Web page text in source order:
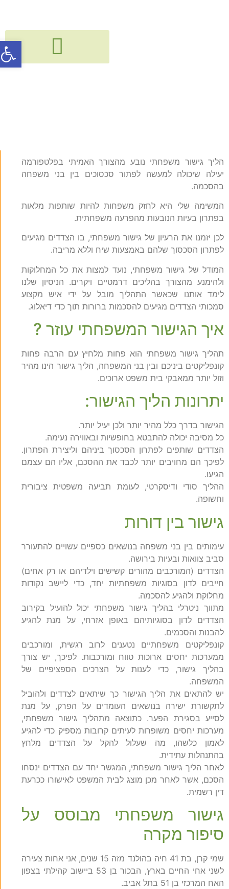
הליך גישור משפחתי נובע מהצורך האמיתי בפלטפורמה
יעילה שיכולה למעשה לפתור סכסוכים בין בני משפחה
בהסכמה.
המשימה שלי היא לחזק משפחות להיות שותפות מלאות
בפתרון בעיות הנובעות מהפרעה משפחתית.
לכן יזמנו את הרעיון של גישור משפחתי, בו הצדדים מגיעים
לפתרון הסכסוך שלהם באמצעות שיח וללא מריבה.
המודל של גישור משפחתי, נועד למצות את כל המחלוקות
ולהימנע מהצורך בהליכים דרמטיים ויקרים. הניסיון שלנו
לימד אותנו שכאשר התהליך מובל על ידי איש מקצוע
סמכותי הצדדים מגיעים להסכמות ברורות תוך כדי דיאלוג.
איך הגישור המשפחתי עוזר ?
תהליך גישור משפחתי הוא פחות מלחיץ עם הרבה פחות
קונפליקטים ביניכם ובין בני המשפחה, הליך גישור הינו מהיר
וזול יותר ממאבקי בית משפט ארוכים.
יתרונות הליך הגישור:
הגישור בדרך כלל מהיר יותר ולכן יעיל יותר.
כל מסיבה יכולה להתבטא בחופשיות ובאווירה נעימה.
הצדדים שותפים לפתרון הסכסוך ביניהם וליצירת הפתרון.
לפיכך הם מחויבים יותר לכבד את ההסכם, אליו הם עצמם
הגיעו.
ההליך סודי ודיסקרטי, לעומת תביעה משפטית ציבורית
וחשופה.
גישור בין דורות
עימותים בין בני משפחה בנושאים כספיים עשויים להתעורר
סביב צוואות ובעיות בירושה.
הצדדים (המורכבים מהורים קשישים וילדיהם או רק אחים)
חייבים לדון בסוגיות משפחתיות יחד, כדי ליישב נקודות
מחלוקת ולהגיע להסכמה.
מתווך ניטרלי בהליך גישור משפחתי יכול להועיל בקירוב
הצדדים לדון בסוגיותיהם באופן אזרחי, על מנת להגיע
להבנות והסכמים.
קונפליקטים משפחתיים נטענים לרוב רגשית, ומורכבים
ממערכות יחסים ארוכות טווח ומורכבות. לפיכך, יש צורך
בהליך גישור, כדי לענות על הצרכים הספציפיים של
המשפחה.
יש להתאים את הליך הגישור כך שיתאים לצדדים ולהוביל
לתקשורת ישירה בנושאים העומדים על הפרק, על מנת
לסייע בסגירת הפער. כתוצאה מתהליך גישור משפחתי,
מערכות יחסים משופרות לעיתים קרובות מספיק כדי להגיע
לאמון כלשהו, ​​מה שעלול להקל על הצדדים מלחץ
בהתנהלות עתידית.
לאחר הליך גישור משפחתי, המגשר יחד עם הצדדים ינסחו
הסכם, אשר לאחר מכן מוצג לבית המשפט לאישורו ככרעת
דין רשמית.
גישור משפחתי מבוסס על
סיפור מקרה
שמי קרן, בת 41 חיה בהולנד מזה 15 שנים, אני אחות צעירה
לשני אחי החיים בארץ, הבכור בן 53 ביישוב קהילתי בצפון
האח המרכזי בן 51 בתל אביב.
פתח